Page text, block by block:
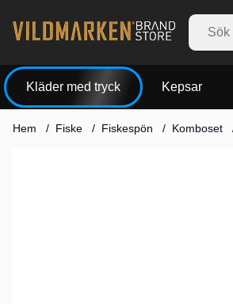
Kläder med tryck Kepsar
Hem Fiske Fiskespön Komboset